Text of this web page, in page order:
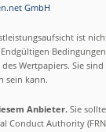
GmbH
ist
Wertpapiers. Sie
sein kann.
Anbieter.Sie
Authority